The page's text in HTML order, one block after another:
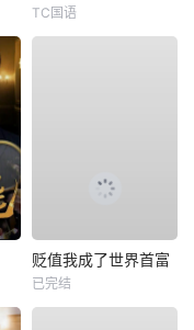
TC国语
贬值我成了世界首富
已完结